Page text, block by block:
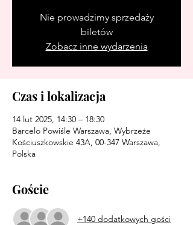
Nie prowadzimy sprzedaży
biletów
Zobacz inne wydarzenia
Czas i lokalizacja
14 lut 2025, 14:30 – 18:30
Barcelo Powiśle Warszawa, Wybrzeże
Kościuszkowskie 43A, 00-347 Warszawa,
Polska
Goście
+140 dodatkowych gości